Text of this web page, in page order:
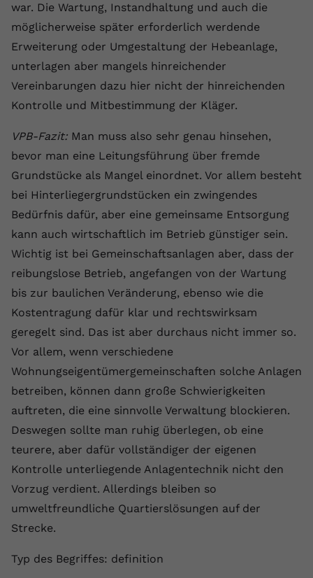
war. Die Wartung, Instandhaltung und auch die
möglicherweise später erforderlich werdende
Erweiterung oder Umgestaltung der Hebeanlage,
unterlagen aber mangels hinreichender
Vereinbarungen dazu hier nicht der hinreichenden
Kontrolle und Mitbestimmung der Kläger.
VPB-Fazit: Man muss also sehr genau hinsehen,
bevor man eine Leitungsführung über fremde
Grundstücke als Mangel einordnet. Vor allem besteht
bei Hinterliegergrundstücken ein zwingendes
Bedürfnis dafür, aber eine gemeinsame Entsorgung
kann auch wirtschaftlich im Betrieb günstiger sein.
Wichtig ist bei Gemeinschaftsanlagen aber, dass der
reibungslose Betrieb, angefangen von der Wartung
bis zur baulichen Veränderung, ebenso wie die
Kostentragung dafür klar und rechtswirksam
geregelt sind. Das ist aber durchaus nicht immer so.
Vor allem, wenn verschiedene
Wohnungseigentümergemeinschaften solche Anlagen
betreiben, können dann große Schwierigkeiten
auftreten, die eine sinnvolle Verwaltung blockieren.
Deswegen sollte man ruhig überlegen, ob eine
teurere, aber dafür vollständiger der eigenen
Kontrolle unterliegende Anlagentechnik nicht den
Vorzug verdient. Allerdings bleiben so
umweltfreundliche Quartierslösungen auf der
Strecke.
Typ des Begriffes: definition